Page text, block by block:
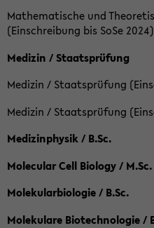
Mathematische und
(Einschreibung bis SoSe 2024)
Medizin / Staatsprüfung
Medizin / Staatsprüfung
Medizin / Staatsprüfung
Medizinphysik / B.Sc.
Molecular Cell Biology / M.Sc.
Molekularbiologie / B.Sc.
Molekulare Biotechnologie /